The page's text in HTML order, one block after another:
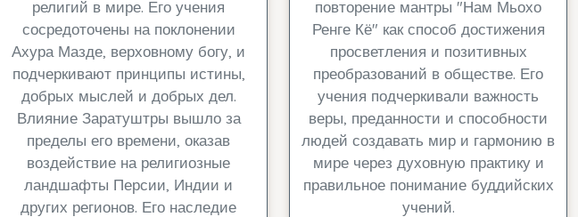
религий в мире. Его учения
сосредоточены на поклонении
Ахура Мазде, верховному богу, и
подчеркивают принципы истины,
добрых мыслей и добрых дел.
Влияние Заратуштры вышло за
пределы его времени, оказав
воздействие на религиозные
ландшафты Персии, Индии и
других регионов. Его наследие
повторение мантры "Нам Мьохо
Ренге Кё" как способ достижения
просветления и позитивных
преобразований в обществе. Его
учения подчеркивали важность
веры, преданности и способности
людей создавать мир и гармонию в
мире через духовную практику и
правильное понимание буддийских
учений.